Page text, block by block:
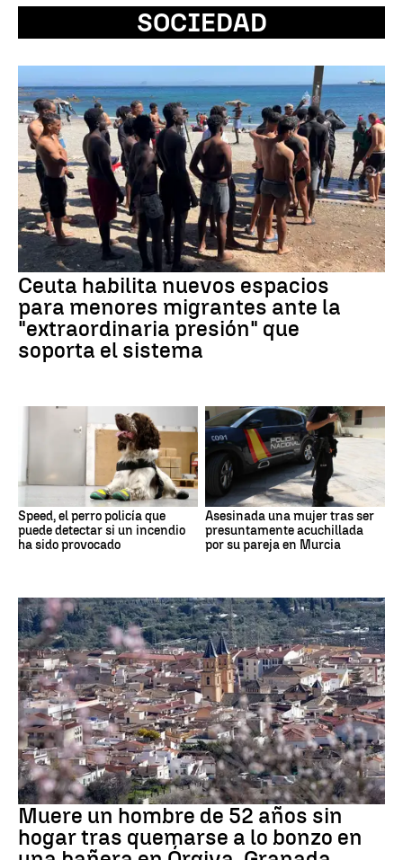
SOCIEDAD
Ceuta habilita nuevos espacios
para menores migrantes ante la
"extraordinaria presión" que
soporta el sistema
Speed, el perro policía que
puede detectar si un incendio
ha sido provocado
Asesinada una mujer tras ser
presuntamente acuchillada
por su pareja en Murcia
andalucía
Muere un hombre de 52 años sin
hogar tras quemarse a lo bonzo en